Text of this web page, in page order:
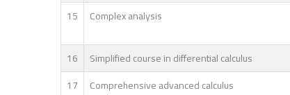
15
Complex analysis
16 Simplified course in differential calculus
17
Comprehensive advanced calculus